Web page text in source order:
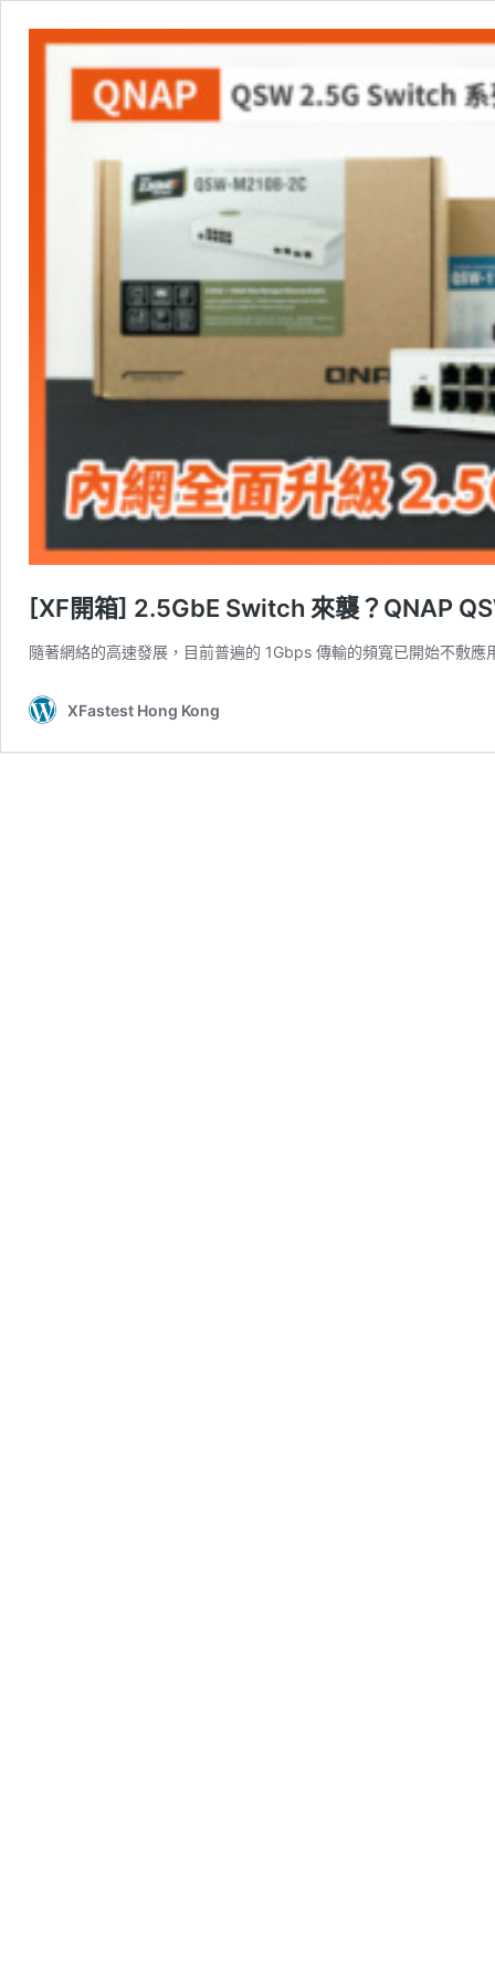
[XF開箱] 2.5GbE Switch 來襲？QNAP
隨著網絡的高速發展，目前普遍的 1Gbps 傳輸的頻寬已開始不敷
XFastest Hong Kong